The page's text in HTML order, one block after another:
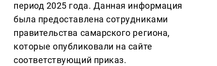
период 2025 года. Данная информация
была предоставлена сотрудниками
правительства самарского региона,
которые опубликовали на сайте
соответствующий приказ.